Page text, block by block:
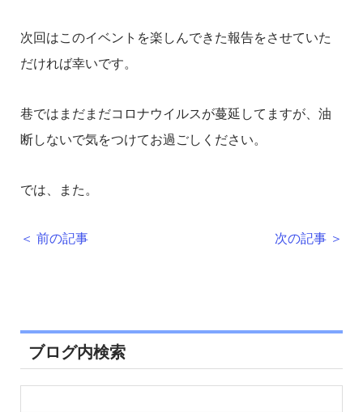
次回はこのイベントを楽しんできた報告をさせていた
だければ幸いです。
巷ではまだまだコロナウイルスが蔓延してますが、油
断しないで気をつけてお過ごしください。
では、また。
＜ 前の記事 次の記事 ＞
ブログ内検索